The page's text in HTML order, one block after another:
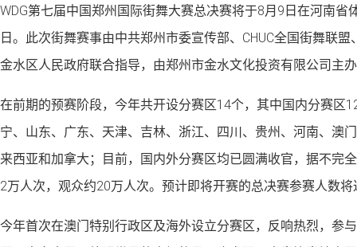
WDG第七届中国郑州国际街舞大赛总决赛将于8月9日在河南省
日。此次街舞赛事由中共郑州市委宣传部、CHUC全国街舞联
金水区人民政府联合指导，由郑州市金水文化投资有限公司主
在前期的预赛阶段，今年共开设分赛区14个，其中国内分赛区
宁、山东、广东、天津、吉林、浙江、四川、贵州、河南、澳
来西亚和加拿大；目前，国内外分赛区均已圆满收官，据不完
2万人次，观众约20万人次。预计即将开赛的总决赛参赛人数
今年首次在澳门特别行政区及海外设立分赛区，反响热烈，参